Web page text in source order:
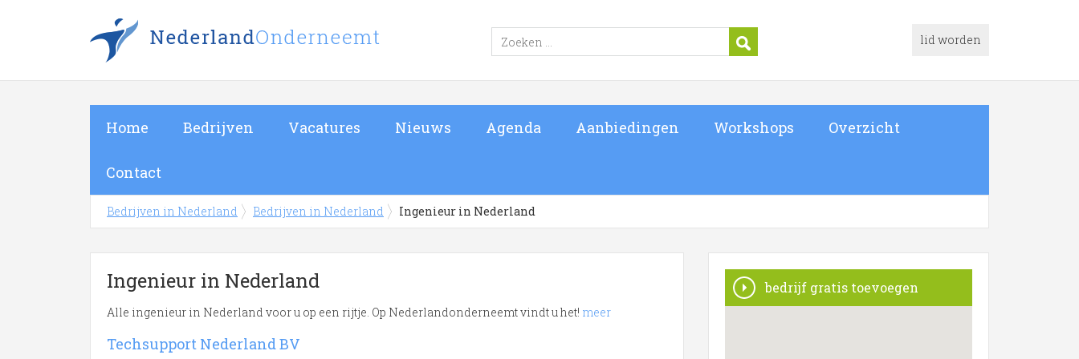
lid worden
Home Bedrijven Vacatures Nieuws Agenda Aanbiedingen Workshops Overzicht
Contact
Bedrijven in Nederland Bedrijven in Nederland Ingenieur in Nederland
Ingenieur in Nederland
Alle ingenieur in Nederland voor u op een rijtje. Op Nederlandonderneemt vindt u het! meer
Meer over Ingenieur
Techsupport Nederland BV
bedrijf gratis toevoegen